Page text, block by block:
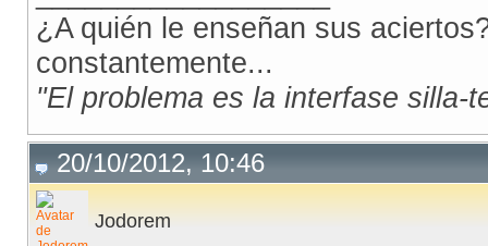
¿A quién le enseñan sus
constantemente...
"El problema es la interfase silla-
20/10/2012, 10:46
Jodorem